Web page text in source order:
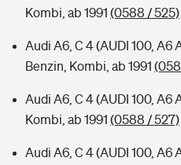
Kombi, ab 1991 (0588 / 525)
Audi A6, C 4 (AUDI 100, A6
Benzin, Kombi, ab 1991
Audi A6, C 4 (AUDI 100, A6
Kombi, ab 1991 (0588 / 527)
Audi A6, C 4 (AUDI 100, A6